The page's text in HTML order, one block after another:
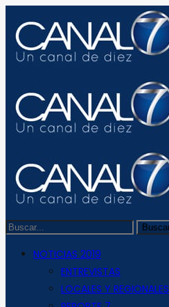
NOTICIAS 2019
ENTREVISTAS
LOCALES Y REGIONALES